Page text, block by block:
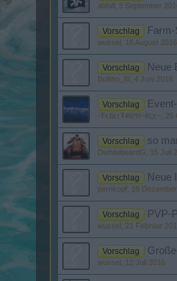
abfall 5 September
Vorschlag
wussel 18 August 2016
Vorschlag Neue
Bolitho_III 4 Juni 2016
Vorschlag
-ŦєยєгŦคยรt~คςє~ 25
Vorschlag so
DwhitebeardG 15 Juli
Vorschlag Neue
pernkopf 28
Vorschlag PVP-
wussel 21 Februar
Vorschlag
wussel 12 Juli 2016